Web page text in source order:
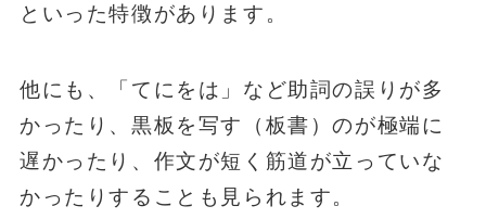
といった特徴があります。
他にも、「てにをは」など助詞の誤りが多
かったり、黒板を写す（板書）のが極端に
遅かったり、作文が短く筋道が立っていな
かったりすることも見られます。